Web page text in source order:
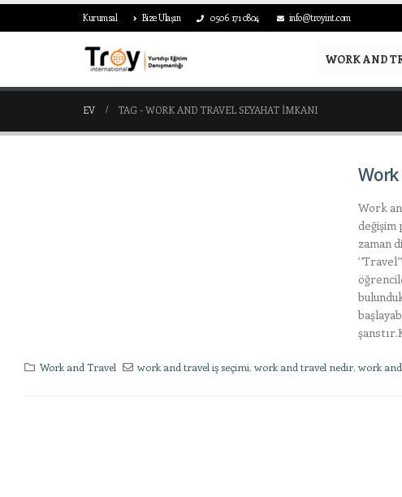
Kurumsal Bize Ulaşın 0506 171 0804 info@troyint.com
WORK AND
EV TAG -WORK AND TRAVEL SEYAHAT IMKANI
Work
Work
değişim
zaman
Work and Travel work and travel iş seçimi,work and travel nedir,work